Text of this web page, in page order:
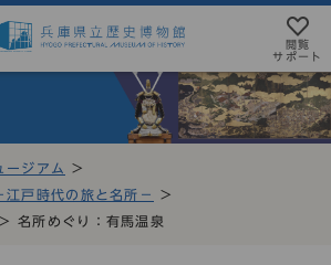
ージアム
戸時代の旅と名所－
名所めぐり：有馬温泉
閲覧
サポート
ルビを振ることができます